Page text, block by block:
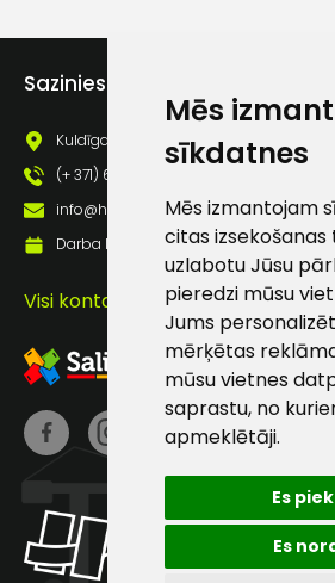
Mēs
sīkdatnes
Mēs izmantojam
citas izsekošanas
uzlabotu Jūsu
pieredzi mūsu
Jums
mērķētas
mūsu vietnes
saprastu, no
apmeklētāji.
Es
Es
Sazinies ar mums
Kuldīgas iela 69a, Saldus, Saldus nov.,
(+ 371) 63 881 186
info@hards.lv
Darba laiks: Darbadienās: 8:00 - 17:00
Visi kontakti